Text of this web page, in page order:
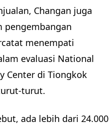
Changan juga
pengembangan
menempati
evaluasi National
Center di Tiongkok
turut.
ada lebih dari 24.000